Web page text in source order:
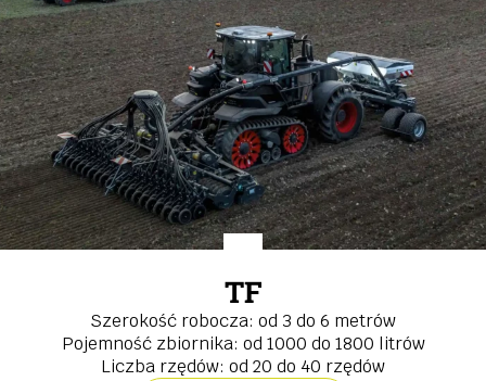
TF
Szerokość robocza: od 3 do 6 metrów
Pojemność zbiornika: od 1000 do 1800 litrów
Liczba rzędów: od 20 do 40 rzędów